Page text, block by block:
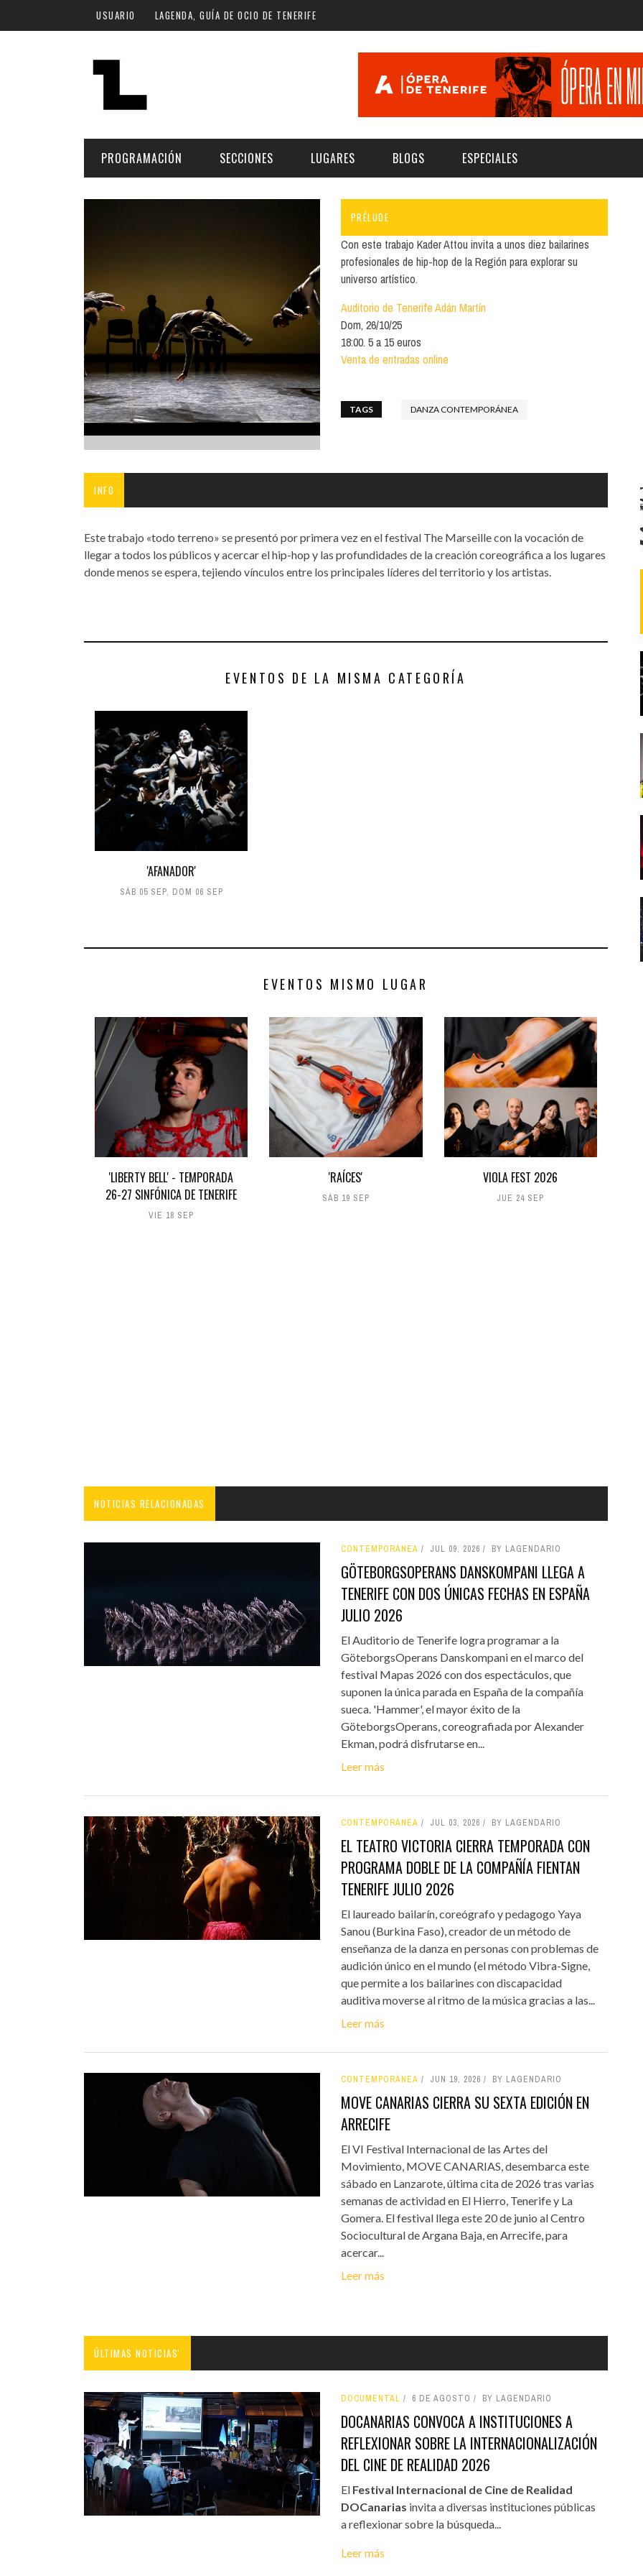
Pasar al contenido principal
USUARIO LAGENDA, GUÍA DE OCIO DE TENERIFE
PROGRAMACIÓN
Plan Finde
Norte
Santa Cruz | La Laguna
Islas
Cultura
Escénicas
SECCIONES
GASTRONOMÍA
INFANTIL
LUGARES
ARTE | MUSEOS
SALAS Y AUDITORIOS
ESPACIOS CULTURALES
NOCHE
LOCALES CON ACTUACIONES
GASTRO
BLOGS ESPECIALES
FESTIVAL TAGANANA 2026
XXVII VERANO DE CUENTO
PRÉLUDE
Con este trabajo Kader Attou invita a unos diez bailarines
profesionales de hip-hop de la Región para explorar su
universo artístico.
Auditorio de Tenerife Adán Martín
Dom, 26/10/25
18:00. 5 a 15 euros
Venta de entradas online
TAGS DANZA CONTEMPORÁNEA
INFO
Este trabajo «todo terreno» se presentó por primera vez en el festival The Marseille con la vocación de
llegar a todos los públicos y acercar el hip-hop y las profundidades de la creación coreográfica a los lugares
donde menos se espera, tejiendo vínculos entre los principales líderes del territorio y los artistas.
EVENTOS DE LA MISMA CATEGORÍA
'AFANADOR'
SÁB 05 SEP, DOM 06 SEP
EVENTOS MISMO LUGAR
'LIBERTY BELL' - TEMPORADA
26-27 SINFÓNICA DE TENERIFE
VIE 18 SEP
'RAÍCES'
SÁB 19 SEP
VIOLA FEST 2026
JUE 24 SEP
NOTICIAS RELACIONADAS
CONTEMPORÁNEA JUL 09, 2026 BY LAGENDARIO
GÖTEBORGSOPERANS DANSKOMPANI LLEGA A
TENERIFE CON DOS ÚNICAS FECHAS EN ESPAÑA
JULIO 2026
El Auditorio de Tenerife logra programar a la
GöteborgsOperans Danskompani en el marco del
festival Mapas 2026 con dos espectáculos, que
suponen la única parada en España de la compañía
sueca. 'Hammer', el mayor éxito de la
GöteborgsOperans, coreografiada por Alexander
Ekman, podrá disfrutarse en...
Leer más
CONTEMPORÁNEA JUL 03, 2026 BY LAGENDARIO
EL TEATRO VICTORIA CIERRA TEMPORADA CON
PROGRAMA DOBLE DE LA COMPAÑÍA FIENTAN
TENERIFE JULIO 2026
El laureado bailarín, coreógrafo y pedagogo Yaya
Sanou (Burkina Faso), creador de un método de
enseñanza de la danza en personas con problemas de
audición único en el mundo (el método Vibra-Signe,
que permite a los bailarines con discapacidad
auditiva moverse al ritmo de la música gracias a las...
Leer más
CONTEMPORÁNEA JUN 19, 2026 BY LAGENDARIO
MOVE CANARIAS CIERRA SU SEXTA EDICIÓN EN
ARRECIFE
El VI Festival Internacional de las Artes del
Movimiento, MOVE CANARIAS, desembarca este
sábado en Lanzarote, última cita de 2026 tras varias
semanas de actividad en El Hierro, Tenerife y La
Gomera. El festival llega este 20 de junio al Centro
Sociocultural de Argana Baja, en Arrecife, para
acercar...
Leer más
ÚLTIMAS NOTICIAS'
DOCUMENTAL 6 DE AGOSTO BY LAGENDARIO
DOCANARIAS CONVOCA A INSTITUCIONES A
REFLEXIONAR SOBRE LA INTERNACIONALIZACIÓN
DEL CINE DE REALIDAD 2026
El Festival Internacional de Cine de Realidad
DOCanarias invita a diversas instituciones públicas
a reflexionar sobre la búsqueda...
Leer más